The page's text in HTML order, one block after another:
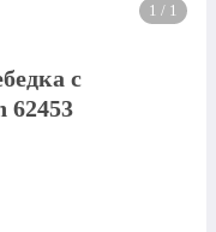
1 / 1
с
62453